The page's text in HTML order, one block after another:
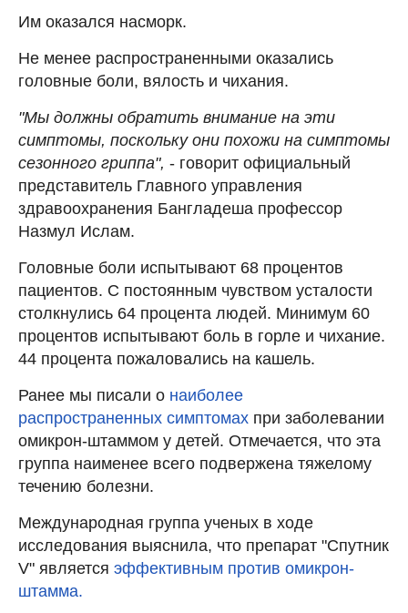
Им оказался насморк.
Не менее распространенными оказались
головные боли, вялость и чихания.
"Мы должны обратить внимание на эти
симптомы, поскольку они похожи на симптомы
сезонного гриппа", - говорит официальный
представитель Главного управления
здравоохранения Бангладеша профессор
Назмул Ислам.
Головные боли испытывают 68 процентов
пациентов. С постоянным чувством усталости
столкнулись 64 процента людей. Минимум 60
процентов испытывают боль в горле и чихание.
44 процента пожаловались на кашель.
Ранее мы писали о наиболее
распространенных симптомах при заболевании
омикрон-штаммом у детей. Отмечается, что эта
группа наименее всего подвержена тяжелому
течению болезни.
Международная группа ученых в ходе
исследования выяснила, что препарат "Спутник
V" является эффективным против омикрон-
штамма.